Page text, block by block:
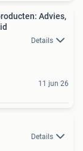
Advies,
Details
11 jun 26
Details